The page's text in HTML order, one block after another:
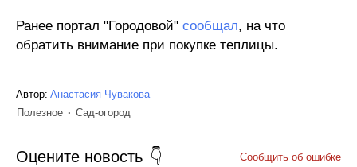
Ранее портал "Городовой" сообщал, на что
обратить внимание при покупке теплицы.
Автор: Анастасия Чувакова
Полезное
Сад-огород
Оцените новость Сообщить об ошибке